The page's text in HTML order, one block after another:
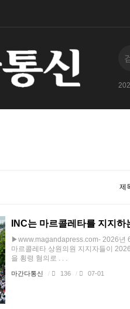
제
INC는 마르콜레타를 지지하
▶www.magandapress.com- 2026년
마르콜레타 상원의원 지지자들이
을 횡령 혐의로 . . .
마간다통신 / 136 / 07-01